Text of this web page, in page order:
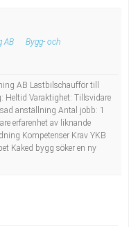
AB
Bygg- och
AB Lastbilschaufför till
Heltid Varaktighet: Tillsvidare
anställning Antal jobb: 1
erfarenhet av liknande
Kompetenser Krav YKB
Kaked bygg söker en ny